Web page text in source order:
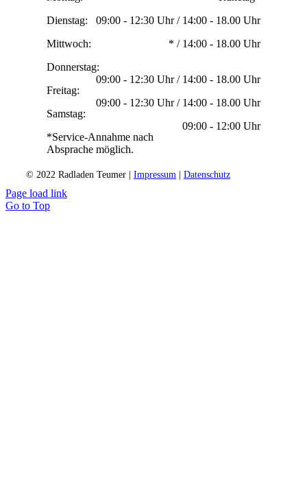
Dienstag:
09:00 - 12:30 Uhr / 14:00 - 18.00 Uhr
Mittwoch:
* / 14:00 - 18.00 Uhr
Donnerstag:
09:00 - 12:30 Uhr / 14:00 - 18.00 Uhr
Freitag:
09:00 - 12:30 Uhr / 14:00 - 18.00 Uhr
Samstag:
09:00 - 12:00 Uhr
*Service-Annahme nach
Absprache möglich.
© 2022 Radladen Teumer | Impressum Datenschutz
Page load link
Go to Top